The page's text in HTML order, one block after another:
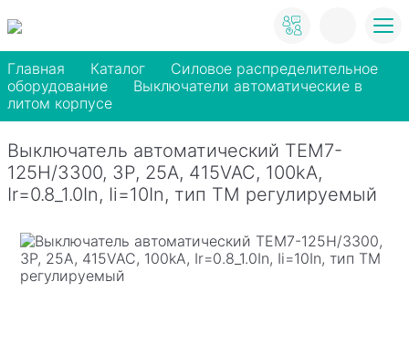
Главная Каталог
Силовое распределительное
оборудование
Выключатели автоматические в
литом корпусе
Выключатель автоматический TEM7-
125H/3300, 3P, 25A, 415VAC, 100kA,
Ir=0.8_1.0In, Ii=10In, тип ТМ регулируемый